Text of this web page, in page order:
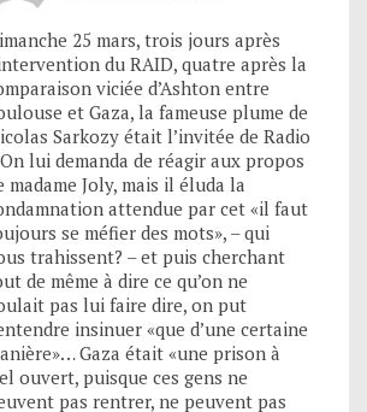
25 mars, trois jours après
du RAID, quatre après la
viciée d’Ashton entre
et Gaza, la fameuse plume de
Sarkozy était l’invitée de Radio
On lui demanda de réagir aux propos
madame Joly, mais il éluda la
attendue par cet «il faut
se méfier des mots», – qui
trahissent? – et puis cherchant
de même à dire ce qu’on ne
pas lui faire dire, on put
insinuer «que d’une certaine
Gaza était «une prison à
ouvert, puisque ces gens ne
pas rentrer, ne peuvent pas